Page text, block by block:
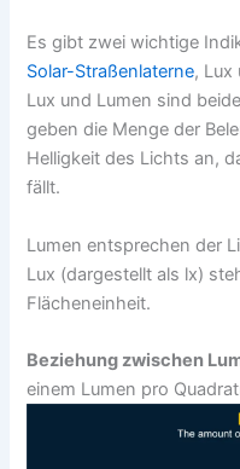
Es gibt zwei wichtige
Solar-Straßenlaterne, Lux
Lux und Lumen sind
geben die Menge der
Helligkeit des Lichts an,
fällt.
Lumen entsprechen der
Lux (dargestellt als lx)
Flächeneinheit.
Beziehung zwischen
einem Lumen pro